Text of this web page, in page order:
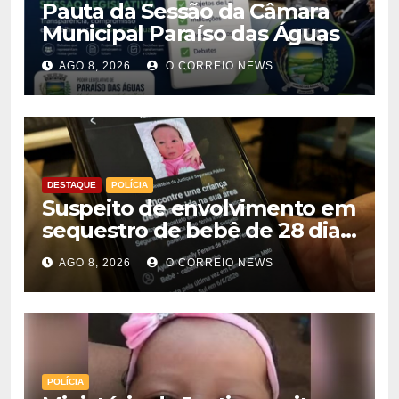
Pauta da Sessão da Câmara
Municipal Paraíso das Águas
AGO 8, 2026 O CORREIO NEWS
DESTAQUE POLÍCIA
Suspeito de envolvimento em
sequestro de bebê de 28 dias
é preso na Capital
AGO 8, 2026 O CORREIO NEWS
POLÍCIA